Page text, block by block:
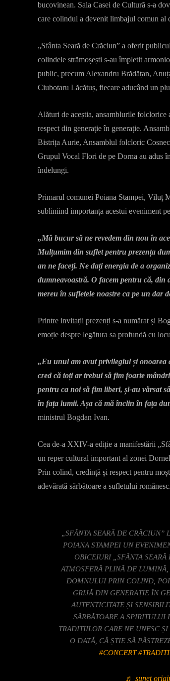
bucovinean. Sala Casei de Cultură s-a
care colindul a devenit limbajul comun al
„Sfânta Seară de Crăciun” a oferit
colindele strămoșești s-au împletit
public, precum Alexandru Brădățan,
Ciubotaru Lăcătuș, fiecare aducând un
Alături de aceștia, ansamblurile folclorice
respect din generație în generație.
Bistrița Aurie, Ansamblul folcloric
Grupul Vocal Flori de pe Dorna au adus
îndelungi.
Primarul comunei Poiana Stampei, Viluț
subliniind importanța acestui eveniment
„Mă bucur să ne revedem din nou în
Mulțumim din suflet pentru prezența
an ne faceți. Ne dați energia de a
dumneavoastră. O facem pentru că,
mereu în sufletele noastre ca pe un dar
Printre invitații prezenți s-a numărat și
emoție despre legătura sa profundă cu
„Eu unul am avut privilegiul și onoarea
cred că toți ar trebui să fim foarte
pentru ca noi să fim liberi, și-au vărsat
în fața lumii. Așa că mă înclin în fața
ministrul Bogdan Ivan.
Cea de-a XXIV-a ediție a manifestării
un reper cultural important al zonei
Prin colind, credință și respect pentru
adevărată sărbătoare a sufletului românesc.
„SFÂNTA SEARĂ DE
POIANA STAMPEI UN
OBICEIURI „SFÂNTA
ATMOSFERĂ PLINĂ DE
DOMNULUI PRIN COLIND,
GRIJĂ DIN GENERAȚIE ÎN
AUTENTICITATE ȘI
SĂRBĂTOARE A
TRADIȚIILOR CARE NE UNESC
O DATĂ, CĂ ȘTIE SĂ
#CONCERT
♬ sunet